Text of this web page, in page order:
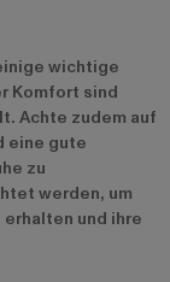
wichtige
Komfort sind
Achte zudem auf
eine gute
zu
werden, um
und ihre